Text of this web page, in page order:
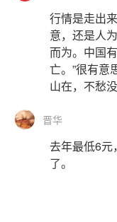
行情是走出
意，还是人
而为。中国
亡。”很有意
山在，不愁
晋华
去年最低6元
了。